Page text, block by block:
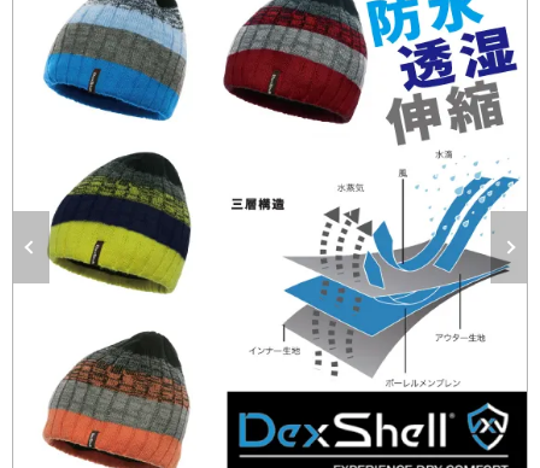
ゴリーから探す
・送料について
について